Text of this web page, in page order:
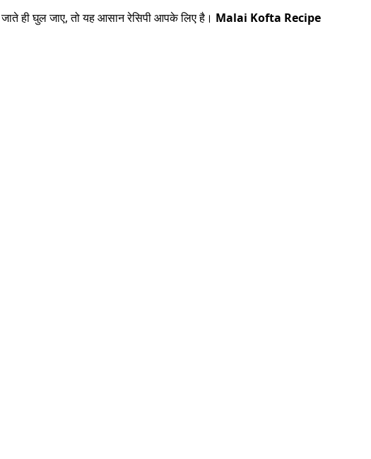
ही घुल जाए, तो यह आसान रेसिपी आपके लिए है। Malai Kofta Recipe